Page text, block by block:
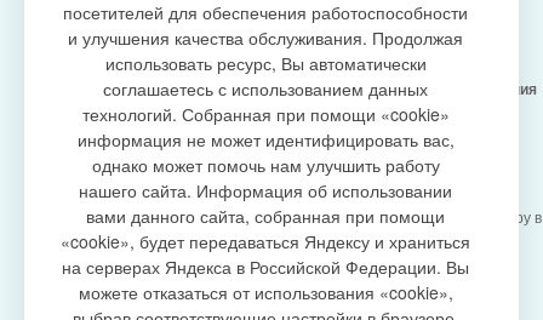
Ханты-Мансийский автономный округ-Югра
(Тюменская область), 628634
Сетевое изданиеhttps://www.gp-izluchinsk.ru
16+
Учредитель -Администрация городского поселения
Излучинск
Главный редактор - Бурич Денис Ярославович
Телефон/факс: (3466) 28-13-77 , e-mail:
admizl@rambler.ru
Сетевое изданиеhttps://www.gp-izluchinsk.ru
зарегистрировано Федеральной службой по надзору в
сфере связи,
информационных технологий и массовых
коммуникаций (Роскомнадзор), регистрационный
номер СМИ
посетителей для обеспечения работоспособности
и улучшения качества обслуживания. Продолжая
использовать ресурс, Вы автоматически
соглашаетесь с использованием данных
технологий. Собранная при помощи «cookie»
информация не может идентифицировать вас,
однако может помочь нам улучшить работу
нашего сайта. Информация об использовании
вами данного сайта, собранная при помощи
«cookie», будет передаваться Яндексу и храниться
на серверах Яндекса в Российской Федерации. Вы
можете отказаться от использования «cookie»,